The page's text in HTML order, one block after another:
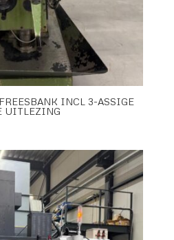
INCL 3-ASSIGE
UITLEZING